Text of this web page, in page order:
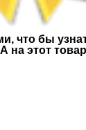
что бы
на этот товар